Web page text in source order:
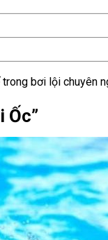
bơi lội chuyên
Ốc”